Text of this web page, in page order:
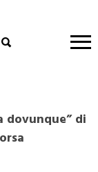
dovunque” di